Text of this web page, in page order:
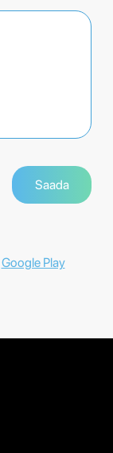
Google Play